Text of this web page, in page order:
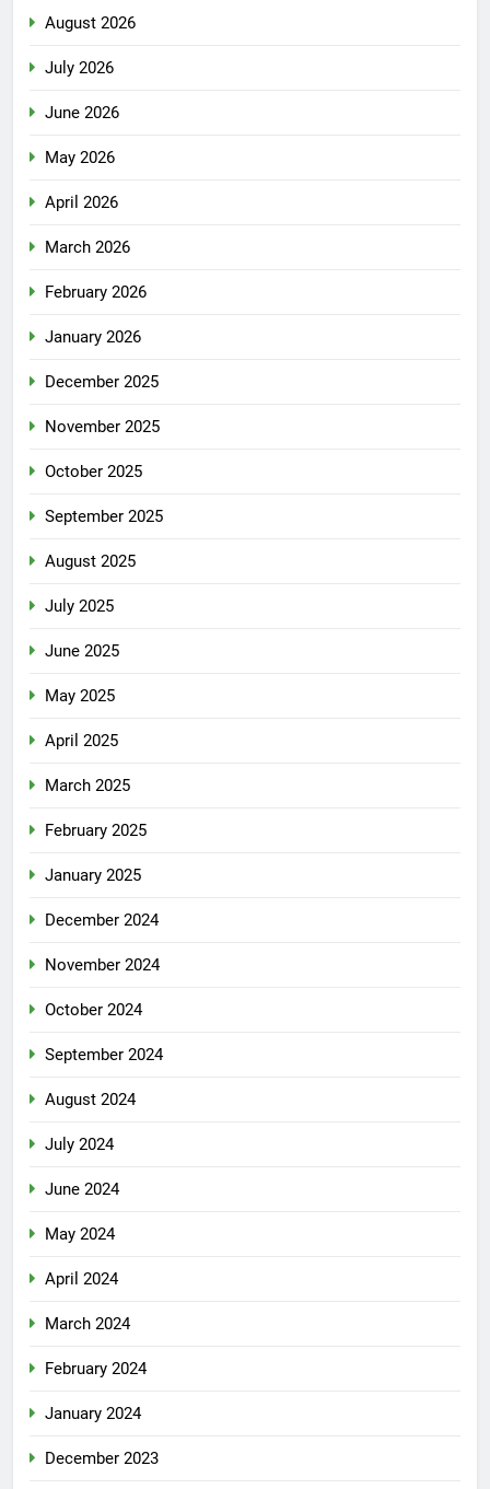
August 2026
July 2026
June 2026
May 2026
April 2026
March 2026
February 2026
January 2026
December 2025
November 2025
October 2025
September 2025
August 2025
July 2025
June 2025
May 2025
April 2025
March 2025
February 2025
January 2025
December 2024
November 2024
October 2024
September 2024
August 2024
July 2024
June 2024
May 2024
April 2024
March 2024
February 2024
January 2024
December 2023